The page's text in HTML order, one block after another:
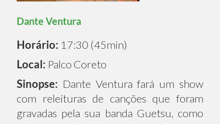
Dante Ventura
Horário: 17:30 (45min)
Local: Palco Coreto
Sinopse: Dante Ventura fará um show
com releituras de canções que foram
gravadas pela sua banda Guetsu, como